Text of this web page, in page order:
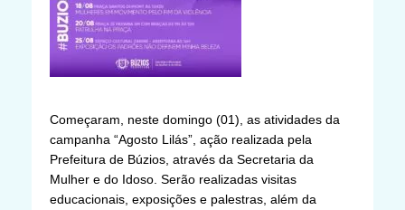
Começaram, neste domingo (01), as atividades da
campanha “Agosto Lilás”, ação realizada pela
Prefeitura de Búzios, através da Secretaria da
Mulher e do Idoso. Serão realizadas visitas
educacionais, exposições e palestras, além da